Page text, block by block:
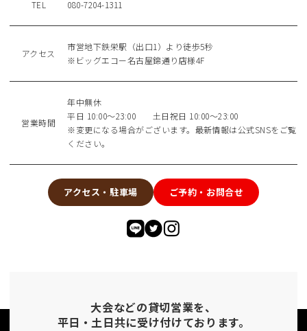
TEL 080-7204-1311
アクセス
市営地下鉄栄駅（出口1）より徒歩5秒
※ビッグエコー名古屋錦通り店様4F
営業時間
年中無休
平日 10:00〜23:00 土日祝日 10:00〜23:00
※変更になる場合がございます。最新情報は公式SNSをご覧
ください。
アクセス・駐車場 ご予約・お問合せ
大会などの貸切営業を、
平日・土日共に受け付けております。